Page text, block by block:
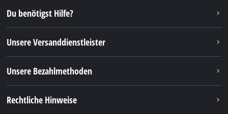
Du benötigst Hilfe?
Unsere Versanddienstleister
Unsere Bezahlmethoden
Rechtliche Hinweise